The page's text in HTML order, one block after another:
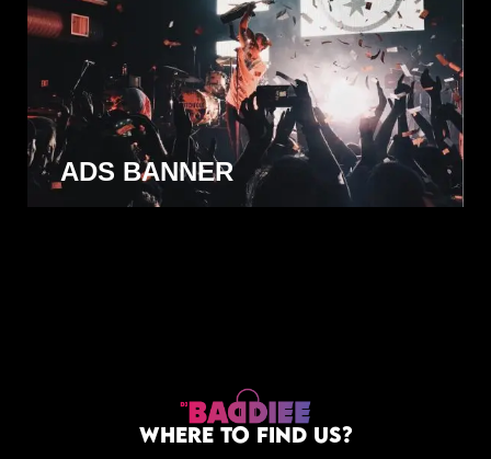
ADS BANNER
WHERE TO FIND US?